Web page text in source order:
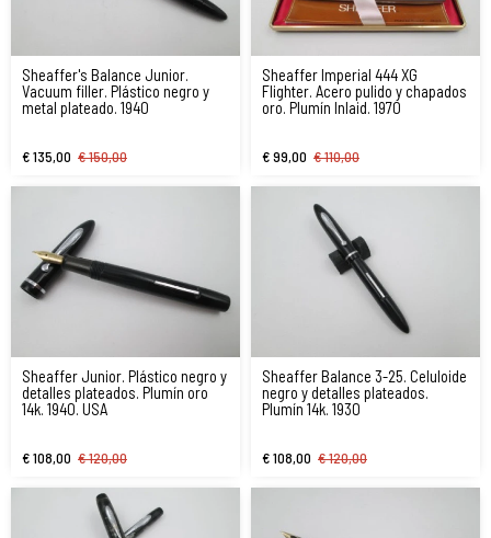
Sheaffer's Balance Junior.
Vacuum filler. Plástico negro y
metal plateado. 1940
€ 135,00 € 150,00
Sheaffer Imperial 444 XG
Flighter. Acero pulido y chapados
oro. Plumín Inlaid. 1970
€ 99,00 € 110,00
Sheaffer Junior. Plástico negro y
detalles plateados. Plumín oro
14k. 1940. USA
€ 108,00 € 120,00
Sheaffer Balance 3-25. Celuloide
negro y detalles plateados.
Plumín 14k. 1930
€ 108,00 € 120,00